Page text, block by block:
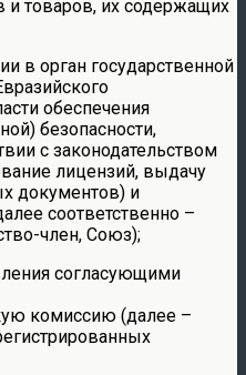
и товаров, их содержащих
в орган государственной
обеспечения
безопасности,
с законодательством
лицензий, выдачу
документов) и
соответственно –
член, Союз);
согласующими
комиссию (далее –